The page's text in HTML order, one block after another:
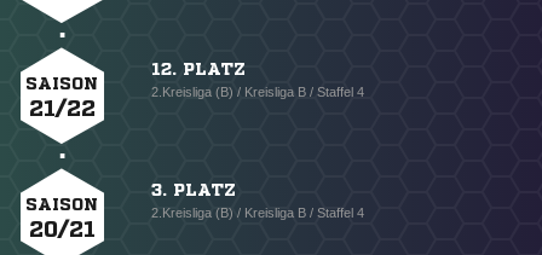
SAISON
21/22
12. PLATZ
2.Kreisliga (B) / Kreisliga B / Staffel 4
SAISON
20/21
3. PLATZ
2.Kreisliga (B) / Kreisliga B / Staffel 4